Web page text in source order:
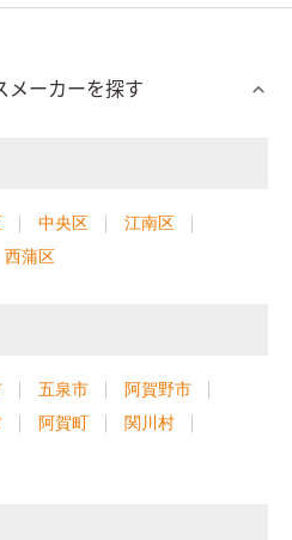
メーカーを探す
中央区
江南区
西蒲区
五泉市
阿賀野市
阿賀町
関川村